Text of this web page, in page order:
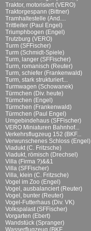
Traktor, motorisiert (VERO)
Traktorgespann (Bittner)
Tramhaltestelle (And....
Trittleiter (Paul Engel)
Triumphbogen (Engel)
Trutzburg (VERO)
Turm (SFFischer)
Turm (Schmidt-Spiele)
Turm, langer (SFFischer)
Turm, romanisch (Reuter)
Turm, schiefer (Frankenwald)
Turm, stark strukturiert...
Turmwagen (Schowanek)
Türmchen (Div. heute)
Türmchen (Engel)
Türmchen (Frankenwald)
Türmchen (Paul Engel)
Umgebindehaus (SFFischer)
VERO Miniaturen Bahnhof...
Verkehrsflugzeug 152 (BKF...
Verwunschenes Schloss (Engel)
Viadukt (C. Fritzsche)
Viadukt, römisch (Drechsel)
Villa (Firma ?)&&1
Villa (SFFischer)
Villa, klein (C. Fritzsche)
Vogel im Zoo (Engel)
Vogel, ausbalanciert (Reuter)
Vogel, bunter (Reuter)
Vogel-Futterhaus (Div. VK)
Volkspalast (SFFischer)
Vorgarten (Ebert)
Wandstück (Spranger)
Wasserflugzeug (BKF